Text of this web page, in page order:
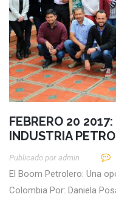
FEBRERO 20
INDUSTRIA
Publicado por Admin
El Boom Petrolero: Una
Colombia Por: Daniela